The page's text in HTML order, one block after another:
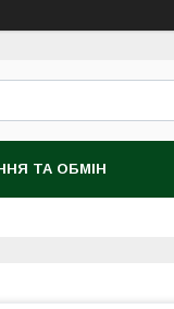
ТА ОБМІН